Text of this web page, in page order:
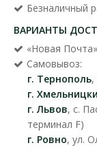
Безналичный
ВАРИАНТЫ
«Новая Почта»
Самовывоз:
г. Тернополь,
г.
г. Львов, с.
терминал F)
г. Ровно, ул.